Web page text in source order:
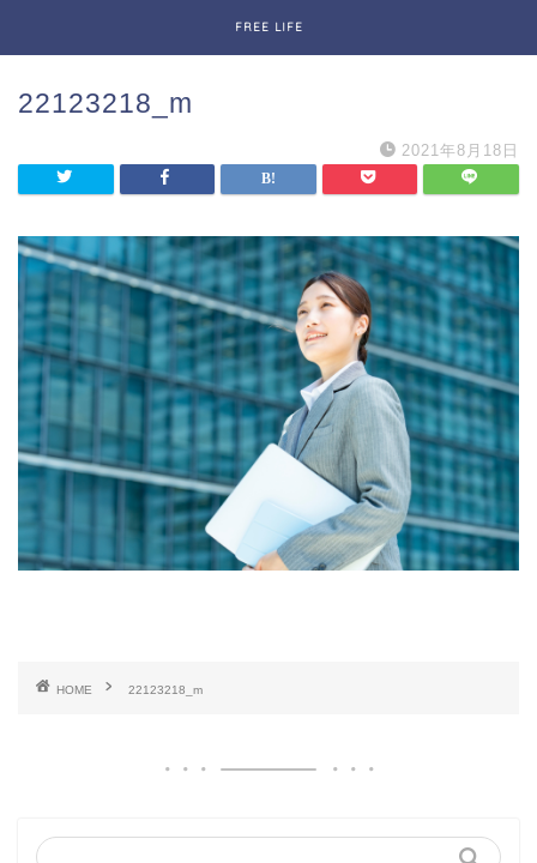
FREE LIFE
22123218_m
2021年8月18日
HOME 22123218_m